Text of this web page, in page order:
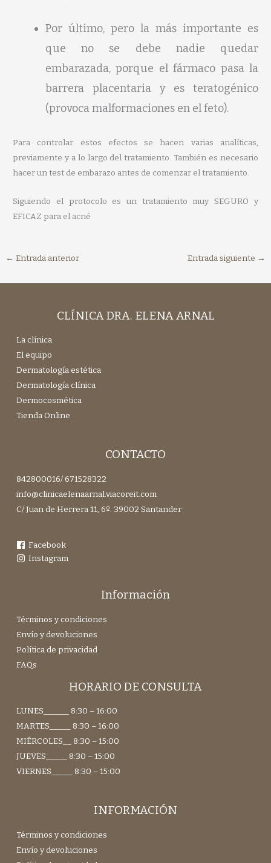
Por último, pero la más importante es
que no se debe nadie quedar
embarazada, porque el fármaco pasa la
barrera placentaria y es teratogénico
(provoca malformaciones en el feto).
Para controlar estos efectos se hacen varias analíticas,
previamente y a lo largo del tratamiento. También es necesario
hacer un test de embarazo antes de comenzar el tratamiento.
Siguiendo el protocolo es un tratamiento muy SEGURO y
EFICAZ para el acné
← Entrada anterior Entrada siguiente →
CLÍNICA DRA. ELENA ARNAL
La clínica
El equipo
Dermatología estética
Dermatología clínica
Dermocosmética
Tienda Online
CONTACTO
842800016/ 671528322
info@clinicaelenaarnal.viacoreit.com
C/ Juan de Herrera 11, 6º. 39002 Santander
Facebook
Instagram
Información
Términos y condiciones
Envío y devoluciones
Política de privacidad
FAQs
HORARIO DE CONSULTA
LUNES______ 8:30 – 16:00
MARTES_____ 8:30 – 16:00
MIÉRCOLES__ 8:30 – 15:00
JUEVES_____ 8:30 – 15:00
VIERNES_____ 8:30 – 15:00
INFORMACIÓN
Términos y condiciones
Envío y devoluciones